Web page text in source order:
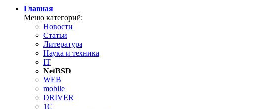
Главная
Меню категорий:
Новости
Статьи
Литература
Наука и техника
IT
NetBSD
WEB
mobile
DRIVER
1C